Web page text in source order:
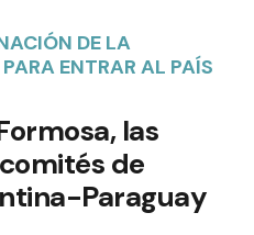
DE LA
ENTRAR AL PAÍS
las
de
Paraguay